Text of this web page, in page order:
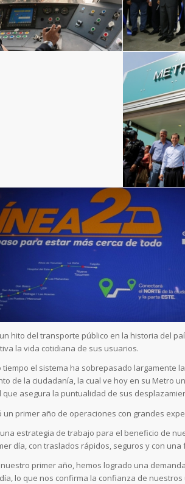
hito del transporte público en la historia del
la vida cotidiana de sus usuarios.
tiempo el sistema ha sobrepasado largamente
de la ciudadanía, la cual ve hoy en su Metro
asegura la puntualidad de sus
un primer año de operaciones con grandes
estrategia de trabajo para el beneficio de
día, con traslados rápidos, seguros y con
primer año, hemos logrado una
lo que nos confirma la confianza de
al